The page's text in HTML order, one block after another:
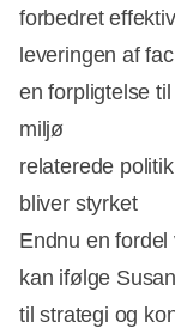
forbedret
leveringen af
en forpligtelse
miljø
relaterede
bliver styrket
Endnu en
kan ifølge
til strategi og